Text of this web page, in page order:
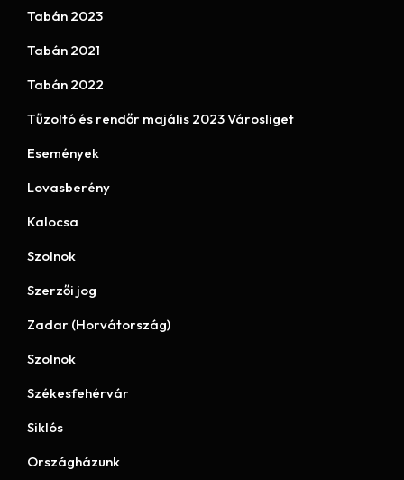
Tabán 2023
Tabán 2021
Tabán 2022
Tűzoltó és rendőr majális 2023 Városliget
Események
Lovasberény
Kalocsa
Szolnok
Szerzői jog
Zadar (Horvátország)
Szolnok
Székesfehérvár
Siklós
Országházunk